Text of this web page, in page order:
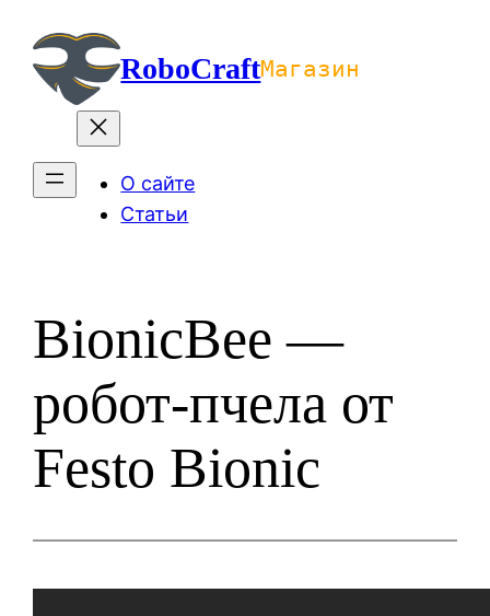
содержимомуRoboCraftМагазин
О сайте
Статьи
BionicBee —
робот-пчела от
Festo Bionic